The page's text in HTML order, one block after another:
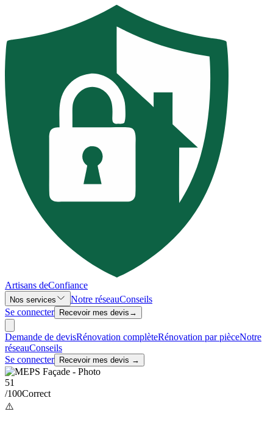
Artisans deConfiance
Nos services Notre réseauConseils
Se connecter
Recevoir mes devis →
Demande de devisRénovation complèteRénovation par pièceNotre
réseauConseils
Se connecter
Recevoir mes devis →
51
/100Correct
⚠️